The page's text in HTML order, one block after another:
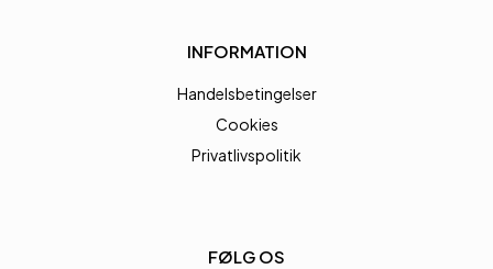
INFORMATION
Handelsbetingelser
Cookies
Privatlivspolitik
FØLG OS